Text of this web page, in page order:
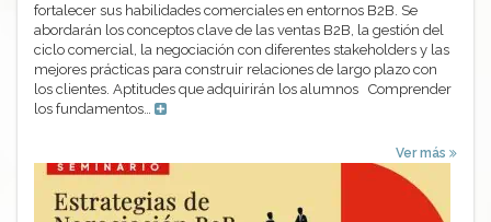
fortalecer sus habilidades comerciales en entornos B2B. Se
abordarán los conceptos clave de las ventas B2B, la gestión del
ciclo comercial, la negociación con diferentes stakeholders y las
mejores prácticas para construir relaciones de largo plazo con
los clientes. Aptitudes que adquirirán los alumnos Comprender
los fundamentos…
Ver más